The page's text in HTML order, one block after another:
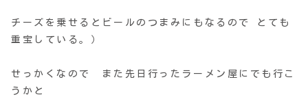
チーズを乗せるとビールのつまみにもなるので とても
重宝している。）
せっかくなので また先日行ったラーメン屋にでも行こ
うかと